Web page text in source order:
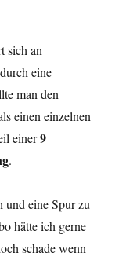
sich an
eine
man den
einen einzelnen
einer9
.
eine Spur zu
hätte ich gerne
schade wenn